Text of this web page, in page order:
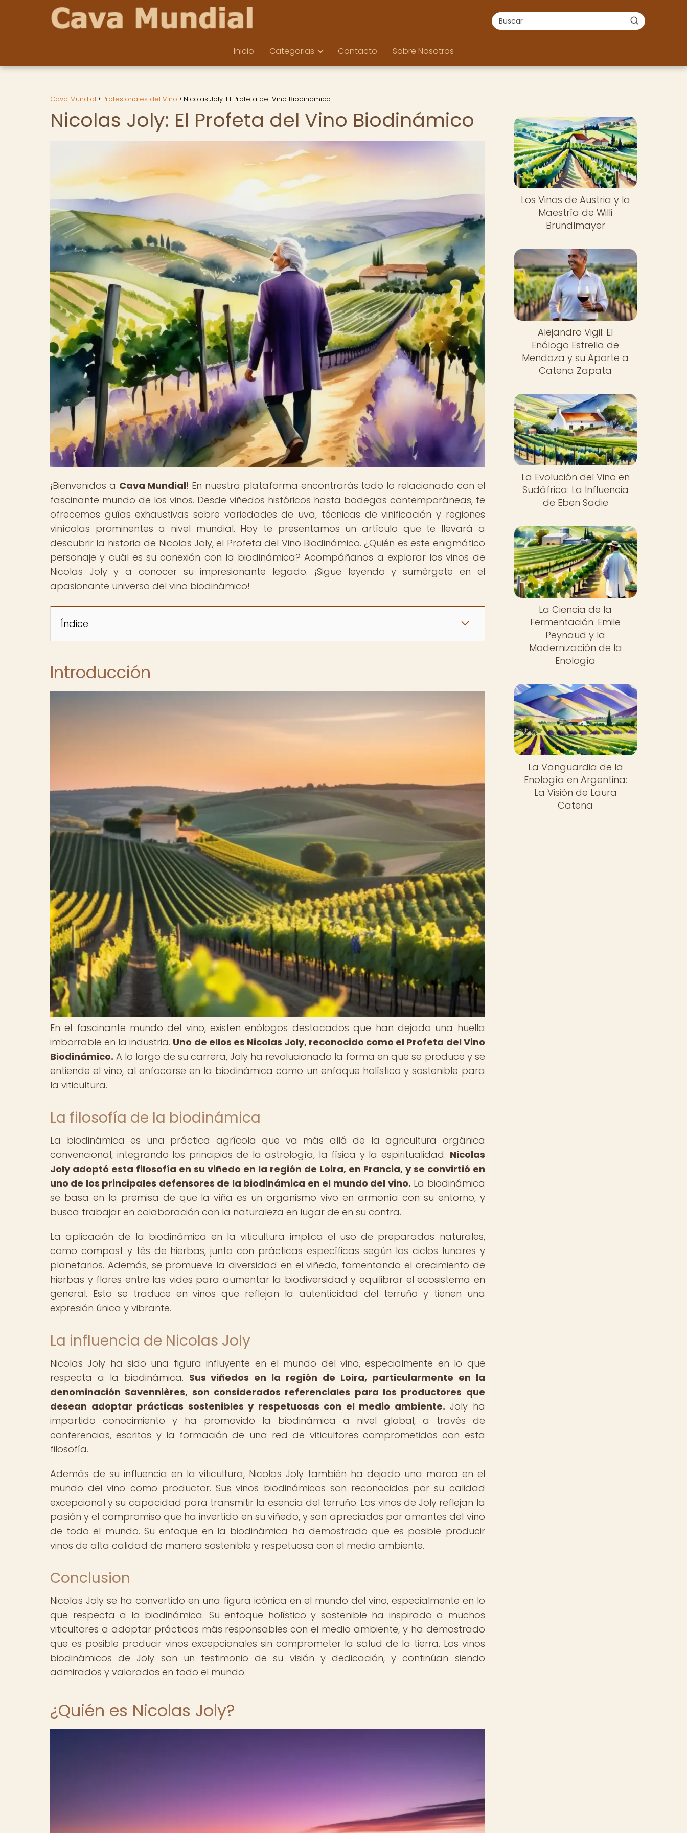
Inicio Categorias Contacto Sobre Nosotros
Cava Mundial Profesionales del Vino Nicolas Joly: El Profeta del Vino Biodinámico
Nicolas Joly: El Profeta del Vino Biodinámico
¡Bienvenidos a Cava Mundial! En nuestra plataforma encontrarás todo lo relacionado con el
fascinante mundo de los vinos. Desde viñedos históricos hasta bodegas contemporáneas, te
ofrecemos guías exhaustivas sobre variedades de uva, técnicas de vinificación y regiones
vinícolas prominentes a nivel mundial. Hoy te presentamos un artículo que te llevará a
descubrir la historia de Nicolas Joly, el Profeta del Vino Biodinámico. ¿Quién es este enigmático
personaje y cuál es su conexión con la biodinámica? Acompáñanos a explorar los vinos de
Nicolas Joly y a conocer su impresionante legado. ¡Sigue leyendo y sumérgete en el
apasionante universo del vino biodinámico!
Índice
Introducción
En el fascinante mundo del vino, existen enólogos destacados que han dejado una huella
imborrable en la industria. Uno de ellos es Nicolas Joly, reconocido como el Profeta del Vino
Biodinámico. A lo largo de su carrera, Joly ha revolucionado la forma en que se produce y se
entiende el vino, al enfocarse en la biodinámica como un enfoque holístico y sostenible para
la viticultura.
La filosofía de la biodinámica
La biodinámica es una práctica agrícola que va más allá de la agricultura orgánica
convencional, integrando los principios de la astrología, la física y la espiritualidad. Nicolas
Joly adoptó esta filosofía en su viñedo en la región de Loira, en Francia, y se convirtió en
uno de los principales defensores de la biodinámica en el mundo del vino. La biodinámica
se basa en la premisa de que la viña es un organismo vivo en armonía con su entorno, y
busca trabajar en colaboración con la naturaleza en lugar de en su contra.
La aplicación de la biodinámica en la viticultura implica el uso de preparados naturales,
como compost y tés de hierbas, junto con prácticas específicas según los ciclos lunares y
planetarios. Además, se promueve la diversidad en el viñedo, fomentando el crecimiento de
hierbas y flores entre las vides para aumentar la biodiversidad y equilibrar el ecosistema en
general. Esto se traduce en vinos que reflejan la autenticidad del terruño y tienen una
expresión única y vibrante.
La influencia de Nicolas Joly
Nicolas Joly ha sido una figura influyente en el mundo del vino, especialmente en lo que
respecta a la biodinámica. Sus viñedos en la región de Loira, particularmente en la
denominación Savennières, son considerados referenciales para los productores que
desean adoptar prácticas sostenibles y respetuosas con el medio ambiente. Joly ha
impartido conocimiento y ha promovido la biodinámica a nivel global, a través de
conferencias, escritos y la formación de una red de viticultores comprometidos con esta
filosofía.
Además de su influencia en la viticultura, Nicolas Joly también ha dejado una marca en el
mundo del vino como productor. Sus vinos biodinámicos son reconocidos por su calidad
excepcional y su capacidad para transmitir la esencia del terruño. Los vinos de Joly reflejan la
pasión y el compromiso que ha invertido en su viñedo, y son apreciados por amantes del vino
de todo el mundo. Su enfoque en la biodinámica ha demostrado que es posible producir
vinos de alta calidad de manera sostenible y respetuosa con el medio ambiente.
Conclusion
Nicolas Joly se ha convertido en una figura icónica en el mundo del vino, especialmente en lo
que respecta a la biodinámica. Su enfoque holístico y sostenible ha inspirado a muchos
viticultores a adoptar prácticas más responsables con el medio ambiente, y ha demostrado
que es posible producir vinos excepcionales sin comprometer la salud de la tierra. Los vinos
biodinámicos de Joly son un testimonio de su visión y dedicación, y continúan siendo
admirados y valorados en todo el mundo.
¿Quién es Nicolas Joly?
Los Vinos de Austria y la
Maestría de Willi
Bründlmayer
Alejandro Vigil: El
Enólogo Estrella de
Mendoza y su Aporte a
Catena Zapata
La Evolución del Vino en
Sudáfrica: La Influencia
de Eben Sadie
La Ciencia de la
Fermentación: Emile
Peynaud y la
Modernización de la
Enología
La Vanguardia de la
Enología en Argentina:
La Visión de Laura
Catena